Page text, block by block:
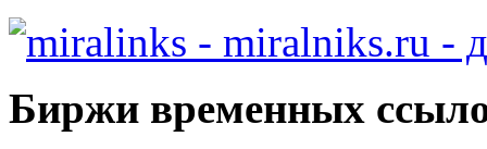
- miralniks.ru -
Биржи временных